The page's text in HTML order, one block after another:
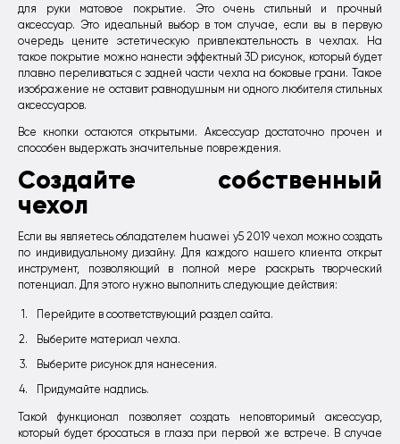
для руки матовое покрытие. Это очень стильный и прочный
аксессуар. Это идеальный выбор в том случае, если вы в первую
очередь цените эстетическую привлекательность в чехлах. На
такое покрытие можно нанести эффектный 3D рисунок, который будет
плавно переливаться с задней части чехла на боковые грани. Такое
изображение не оставит равнодушным ни одного любителя стильных
аксессуаров.
Все кнопки остаются открытыми. Аксессуар достаточно прочен и
способен выдержать значительные повреждения.
Создайте собственный
чехол
Если вы являетесь обладателем huawei y5 2019 чехол можно создать
по индивидуальному дизайну. Для каждого нашего клиента открыт
инструмент, позволяющий в полной мере раскрыть творческий
потенциал. Для этого нужно выполнить следующие действия:
Перейдите в соответствующий раздел сайта.
Выберите материал чехла.
Выберите рисунок для нанесения.
Придумайте надпись.
Такой функционал позволяет создать неповторимый аксессуар,
который будет бросаться в глаза при первой же встрече. В случае